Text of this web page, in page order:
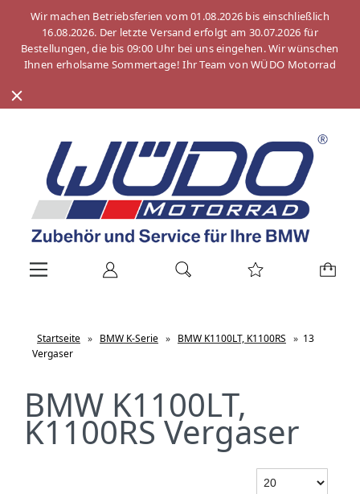
Wir machen Betriebsferien vom 01.08.2026 bis einschließlich
16.08.2026. Der letzte Versand erfolgt am 30.07.2026 für
Bestellungen, die bis 09:00 Uhr bei uns eingehen. Wir wünschen
Ihnen erholsame Sommertage! Ihr Team von WÜDO Motorrad
Startseite » BMW K-Serie » BMW K1100LT, K1100RS » 13
Vergaser
BMW K1100LT,
K1100RS Vergaser